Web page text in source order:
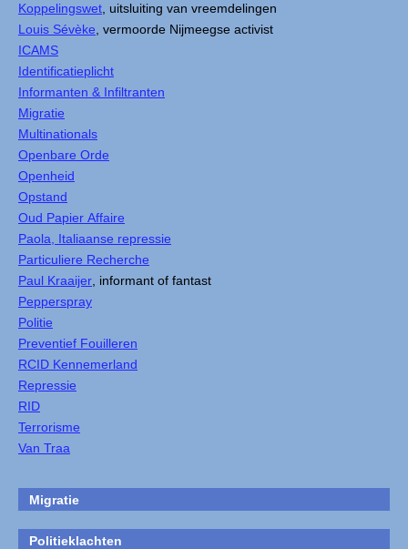
Koppelingswet , uitsluiting van vreemdelingen
Louis Sévèke , vermoorde Nijmeegse activist
ICAMS
Identificatieplicht
Informanten & Infiltranten
Migratie
Multinationals
Openbare Orde
Openheid
Opstand
Oud Papier Affaire
Paola, Italiaanse repressie
Particuliere Recherche
Paul Kraaijer , informant of fantast
Pepperspray
Politie
Preventief Fouilleren
RCID Kennemerland
Repressie
RID
Terrorisme
Van Traa
Migratie
Politieklachten